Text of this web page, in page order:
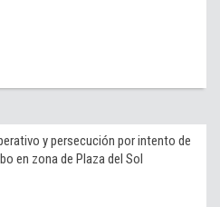
y persecución por intento de
en zona de Plaza del Sol